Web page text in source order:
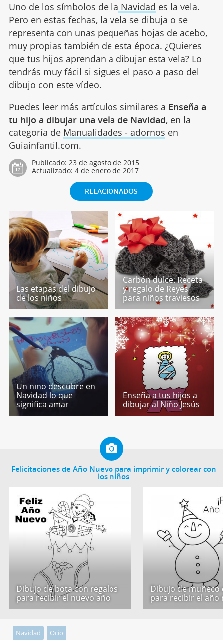
Uno de los símbolos de la Navidad es la vela.
Pero en estas fechas, la vela se dibuja o se
representa con unas pequeñas hojas de acebo,
muy propias también de esta época. ¿Quieres
que tus hijos aprendan a dibujar esta vela? Lo
tendrás muy fácil si sigues el paso a paso del
dibujo con este vídeo.
Puedes leer más artículos similares a Enseña a
tu hijo a dibujar una vela de Navidad, en la
categoría de Manualidades - adornos en
Guiainfantil.com.
Publicado: 23 de agosto de 2015
Actualizado: 4 de enero de 2017
RELACIONADOS
Las etapas del dibujo
de los niños
Carbón dulce. Receta
y regalo de Reyes
para niños traviesos
Un niño descubre en
Navidad lo que
significa amar
Enseña a tus hijos a
dibujar al Niño Jesús
Felicitaciones de Año Nuevo para imprimir y colorear con
los niños
Dibujo de bota con regalos
para recibir el nuevo año
Dibujo de muñeco
para recibir el año
Navidad Ocio